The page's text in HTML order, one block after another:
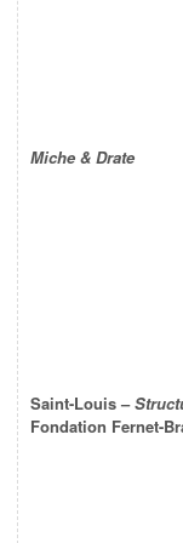
Miche & Drate
Saint-Louis –
Fondation Fernet-